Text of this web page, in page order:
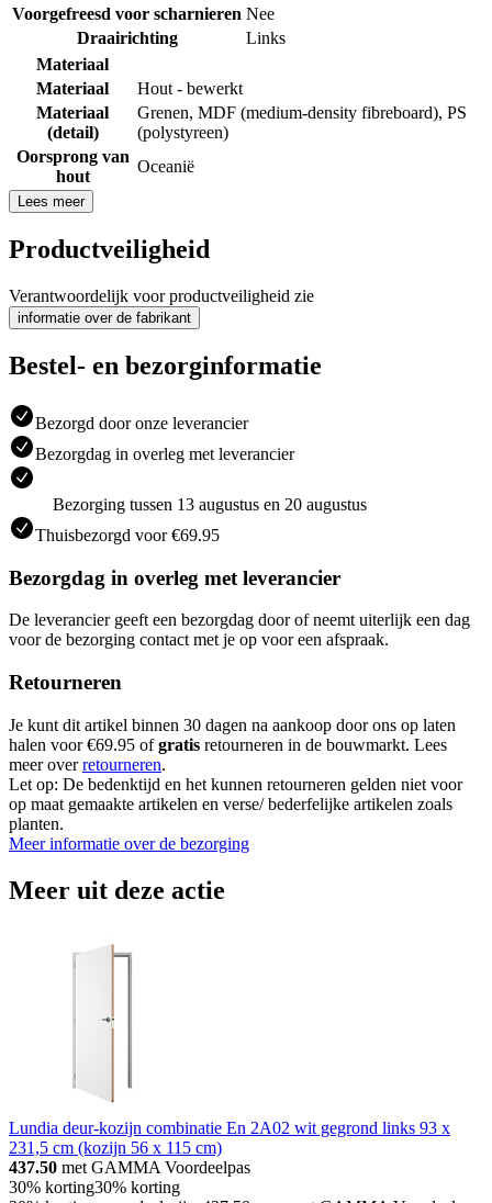
Voorgefreesd voor scharnieren Nee
Draairichting
Links
Materiaal
Materiaal
Hout - bewerkt
Materiaal
(detail)
Grenen, MDF (medium-density fibreboard), PS
(polystyreen)
Oorsprong van
hout
Oceanië
Lees meer
Productveiligheid
Verantwoordelijk voor productveiligheid zie
informatie over de fabrikant
Bestel- en bezorginformatie
Bezorgd door onze leverancier
Bezorgdag in overleg met leverancier
Bezorging tussen 13 augustus en 20 augustus
Thuisbezorgd voor €69.95
Bezorgdag in overleg met leverancier
De leverancier geeft een bezorgdag door of neemt uiterlijk een dag
voor de bezorging contact met je op voor een afspraak.
Retourneren
Je kunt dit artikel binnen 30 dagen na aankoop door ons op laten
halen voor €69.95 ofgratis retourneren in de bouwmarkt. Lees
meer overretourneren.
Let op: De bedenktijd en het kunnen retourneren gelden niet voor
op maat gemaakte artikelen en verse/ bederfelijke artikelen zoals
planten.
Meer informatie over de bezorging
Meer uit deze actie
Lundia deur-kozijn combinatie En 2A02 wit gegrond links 93 x
231,5 cm (kozijn 56 x 115 cm)
437.50 met GAMMA Voordeelpas
30% korting30% korting